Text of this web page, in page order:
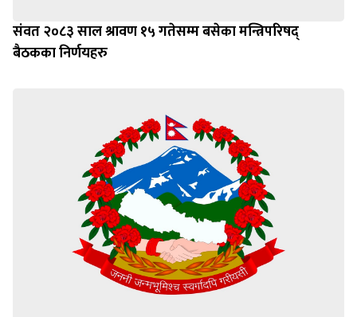
संवत २०८३ साल श्रावण १५ गतेसम्म बसेका मन्त्रिपरिषद्
बैठकका निर्णयहरु